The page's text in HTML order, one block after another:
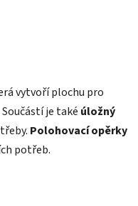
vytvoří plochu pro
Součástí je také úložný
Polohovací opěrky
potřeb.